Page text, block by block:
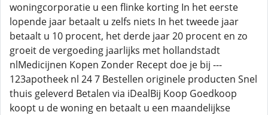
woningcorporatie u een flinke korting In het eerste
lopende jaar betaalt u zelfs niets In het tweede jaar
betaalt u 10 procent, het derde jaar 20 procent en zo
groeit de vergoeding jaarlijks met hollandstadt
nlMedicijnen Kopen Zonder Recept doe je bij ---
123apotheek nl 24 7 Bestellen originele producten Snel
thuis geleverd Betalen via iDealBij Koop Goedkoop
koopt u de woning en betaalt u een maandelijkse